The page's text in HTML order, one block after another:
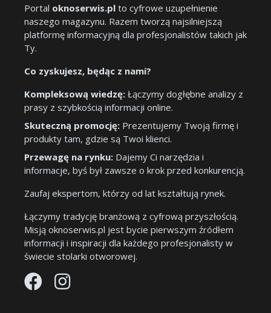
Portal oknoserwis.pl to cyfrowe uzupełnienie
naszego magazynu. Razem tworzą najsilniejszą
platformę informacyjną dla profesjonalistów takich jak
Ty.
Co zyskujesz, będąc z nami?
Kompleksową wiedzę: Łączymy dogłębne analizy z
prasy z szybkością informacji online.
Skuteczną promocję: Prezentujemy Twoją firmę i
produkty tam, gdzie są Twoi klienci.
Przewagę na rynku: Dajemy Ci narzędzia i
informacje, byś był zawsze o krok przed konkurencją.
Zaufaj ekspertom, którzy od lat kształtują rynek.
Łączymy tradycję branżową z cyfrową przyszłością.
Misją oknoserwis.pl jest bycie pierwszym źródłem
informacji i inspiracji dla każdego profesjonalisty w
świecie stolarki otworowej.